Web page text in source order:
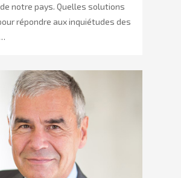
notre pays. Quelles solutions
répondre aux inquiétudes des